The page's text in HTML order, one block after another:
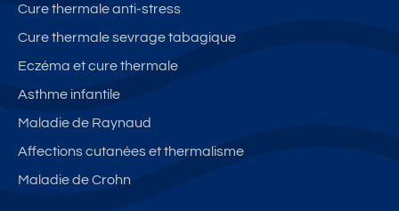
Cure thermale anti-stress
Cure thermale sevrage tabagique
Eczéma et cure thermale
Asthme infantile
Maladie de Raynaud
Affections cutanées et thermalisme
Maladie de Crohn